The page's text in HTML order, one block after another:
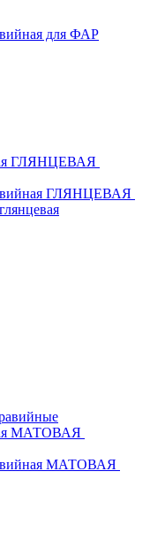
для ФАР
ГЛЯНЦЕВАЯ
ГЛЯНЦЕВАЯ
МАТОВАЯ
МАТОВАЯ